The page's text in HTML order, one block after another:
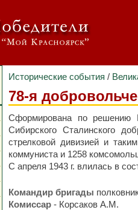
Исторические события /
78-я
Сформирована по решению
Сибирского Сталинского
стрелковой дивизией и
коммуниста и 1258
С апреля 1943 г. влилась в
Командир бригады
Комиссар - Корсаков A.M.